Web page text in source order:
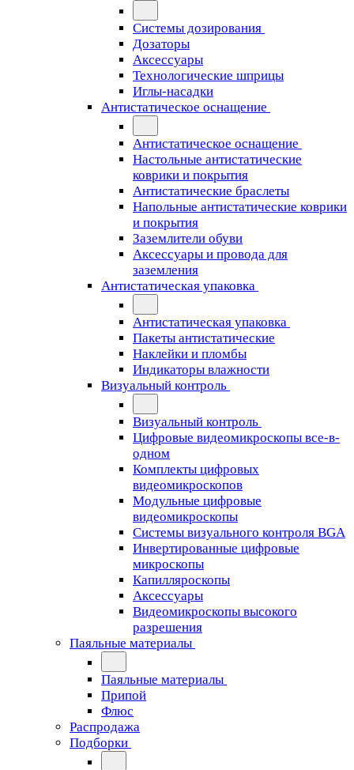
Системы дозирования
Дозаторы
Аксессуары
Технологические шприцы
Иглы-насадки
Антистатическое оснащение
Антистатическое оснащение
Настольные антистатические
коврики и покрытия
Антистатические браслеты
Напольные антистатические коврики
и покрытия
Заземлители обуви
Аксессуары и провода для
заземления
Антистатическая упаковка
Антистатическая упаковка
Пакеты антистатические
Наклейки и пломбы
Индикаторы влажности
Визуальный контроль
Визуальный контроль
Цифровые видеомикроскопы все-в-
одном
Комплекты цифровых
видеомикроскопов
Модульные цифровые
видеомикроскопы
Cистемы визуального контроля BGA
Инвертированные цифровые
микроскопы
Капилляроскопы
Аксессуары
Видеомикроскопы высокого
разрешения
Паяльные материалы
Паяльные материалы
Припой
Флюс
Распродажа
Подборки